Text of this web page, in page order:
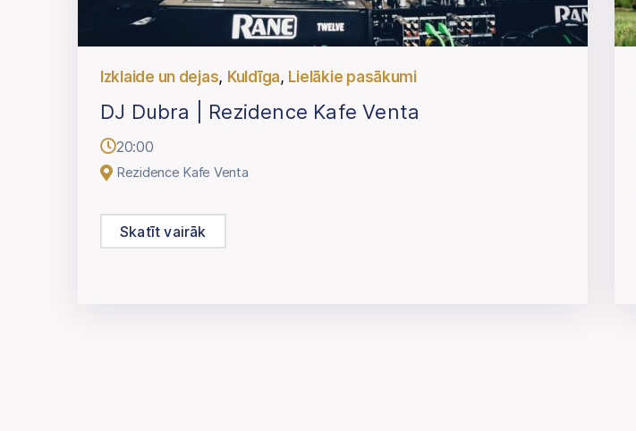
Izklaide un dejas, Kuldīga, Lielākie pasākumi
DJ Dubra | Rezidence Kafe Venta
20:00
Rezidence Kafe Venta
Skatīt vairāk